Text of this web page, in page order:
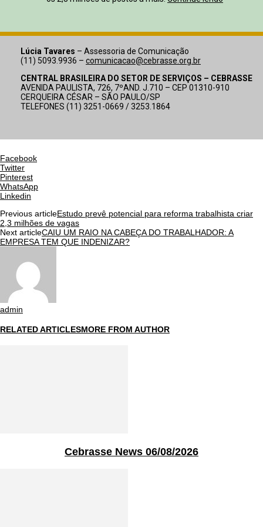
Lúcia Tavares – Assessoria de Comunicação
(11) 5093.9936 – comunicacao@cebrasse.org.br
CENTRAL BRASILEIRA DO SETOR DE SERVIÇOS – CEBRASSE
AVENIDA PAULISTA, 726, 7ºAND. J.710 – CEP 01310-910
CERQUEIRA CÉSAR – SÃO PAULO/SP
TELEFONES (11) 3251-0669 / 3253.1864
Facebook
Twitter
Pinterest
WhatsApp
Linkedin
Previous articleEstudo prevê potencial para reforma trabalhista criar
2,3 milhões de vagas
Next articleCAIU UM RAIO NA CABEÇA DO TRABALHADOR: A
EMPRESA TEM QUE INDENIZAR?
admin
RELATED ARTICLESMORE FROM AUTHOR
Cebrasse News 06/08/2026